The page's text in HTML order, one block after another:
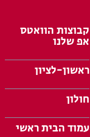
קבוצות הוואטס
אפ שלנו
ראשון-לציון
חולון
עמוד הבית ראשי